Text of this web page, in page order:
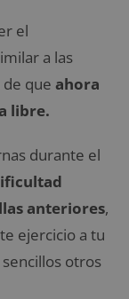
el
a las
que ahora
libre.
durante el
anteriores,
ejercicio a tu
otros